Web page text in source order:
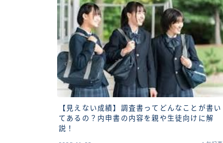
【見えない成績】調査書ってどんなことが書い
てあるの？内申書の内容を親や生徒向けに解
説！